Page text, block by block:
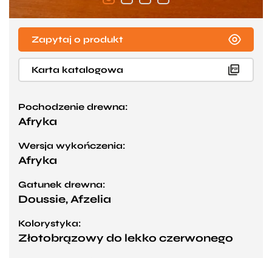
Zapytaj o produkt
Karta katalogowa
Pochodzenie drewna:
Afryka
Wersja wykończenia:
Afryka
Gatunek drewna:
Doussie, Afzelia
Kolorystyka:
Złotobrązowy do lekko czerwonego